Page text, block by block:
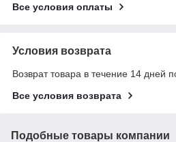
Все условия оплаты
Условия возврата
Возврат товара в течение 14 дней
Все условия возврата
Подобные товары компании